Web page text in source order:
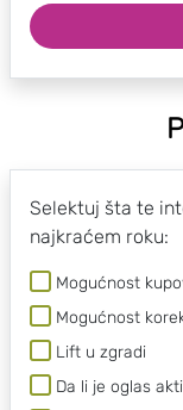
Selektuj šta te
najkraćem roku:
Mogućnost
Mogućnost
Lift u zgradi
Da li je oglas